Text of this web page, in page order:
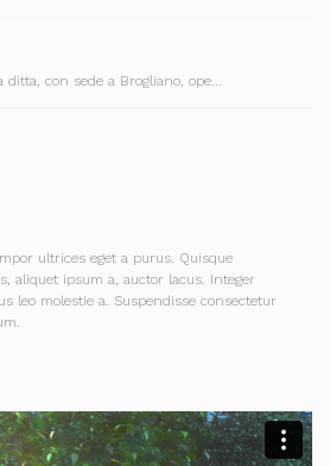
ditta, con sede a Brogliano, ope...
ultrices eget a purus. Quisque
aliquet ipsum a, auctor lacus. Integer
leo molestie a. Suspendisse consectetur